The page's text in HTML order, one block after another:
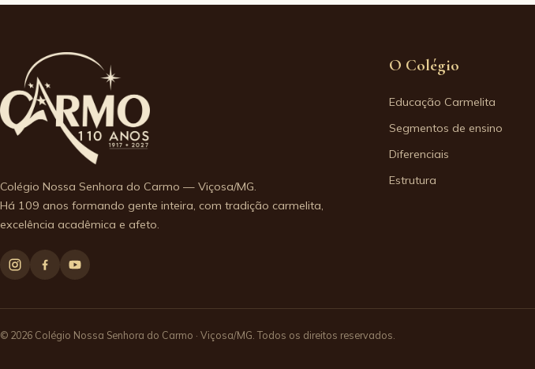
Colégio Nossa Senhora do Carmo — Viçosa/MG.
Há 109 anos formando gente inteira, com tradição carmelita,
excelência acadêmica e afeto.
O Colégio
Educação Carmelita
Segmentos de ensino
Diferenciais
Estrutura
© 2026 Colégio Nossa Senhora do Carmo · Viçosa/MG. Todos os direitos reservados.